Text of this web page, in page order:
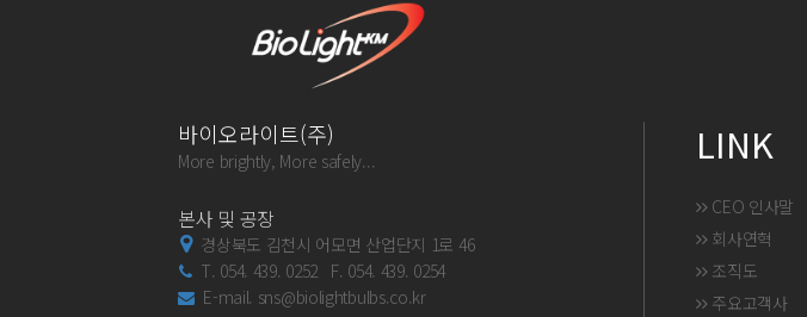
바이오라이트(주)
More brightly, More safely...
본사 및 공장
경상북도 김천시 어모면 산업단지 1로 46
T. 054. 439. 0252 F. 054. 439. 0254
E-mail. sns@biolightbulbs.co.kr
LINK
CEO 인사말
회사연혁
조직도
주요고객사